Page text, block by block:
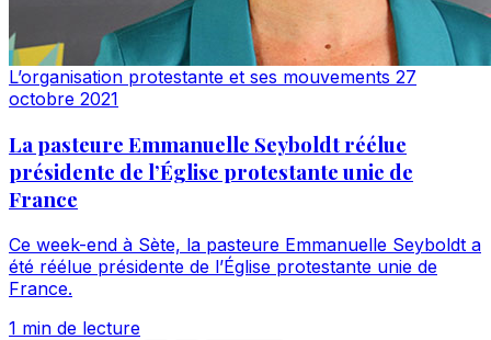
L’organisation protestante et ses mouvements 27
octobre 2021
La pasteure Emmanuelle Seyboldt réélue
présidente de l’Église protestante unie de
France
Ce week-end à Sète, la pasteure Emmanuelle Seyboldt a
été réélue présidente de l’Église protestante unie de
France.
1 min de lecture